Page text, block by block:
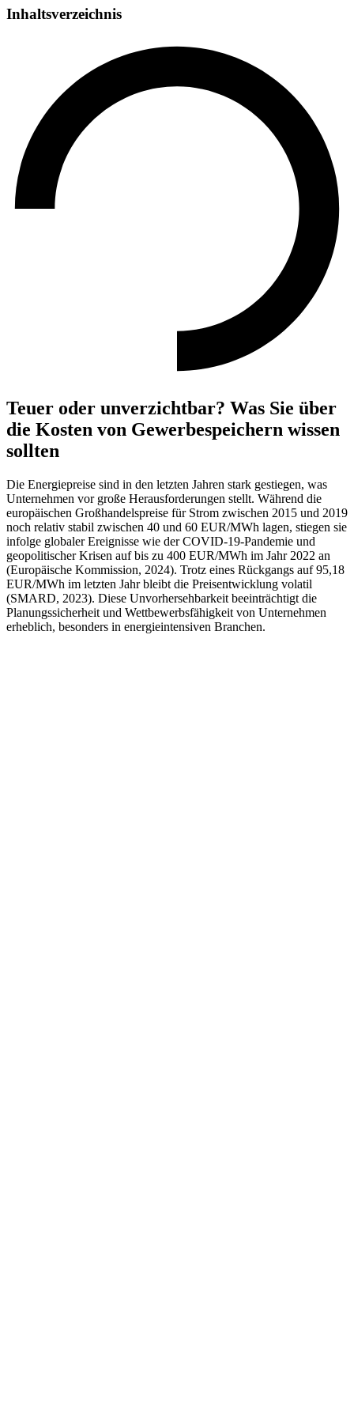
Inhaltsverzeichnis
Teuer oder unverzichtbar? Was Sie über
die Kosten von Gewerbespeichern wissen
sollten
Die Energiepreise sind in den letzten Jahren stark gestiegen, was
Unternehmen vor große Herausforderungen stellt. Während die
europäischen Großhandelspreise für Strom zwischen 2015 und 2019
noch relativ stabil zwischen 40 und 60 EUR/MWh lagen, stiegen sie
infolge globaler Ereignisse wie der COVID-19-Pandemie und
geopolitischer Krisen auf bis zu 400 EUR/MWh im Jahr 2022 an
(Europäische Kommission, 2024). Trotz eines Rückgangs auf 95,18
EUR/MWh im letzten Jahr bleibt die Preisentwicklung volatil
(SMARD, 2023). Diese Unvorhersehbarkeit beeinträchtigt die
Planungssicherheit und Wettbewerbsfähigkeit von Unternehmen
erheblich, besonders in energieintensiven Branchen.